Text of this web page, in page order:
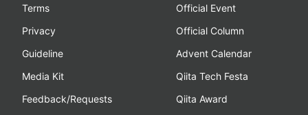
Terms
Privacy
Guideline
Media Kit
Feedback/Requests
Official Event
Official Column
Advent Calendar
Qiita Tech Festa
Qiita Award